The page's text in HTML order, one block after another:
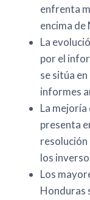
enfrenta
encima de
La
por el
se sitúa
informes
La
presenta
resolución
los
Los
Honduras